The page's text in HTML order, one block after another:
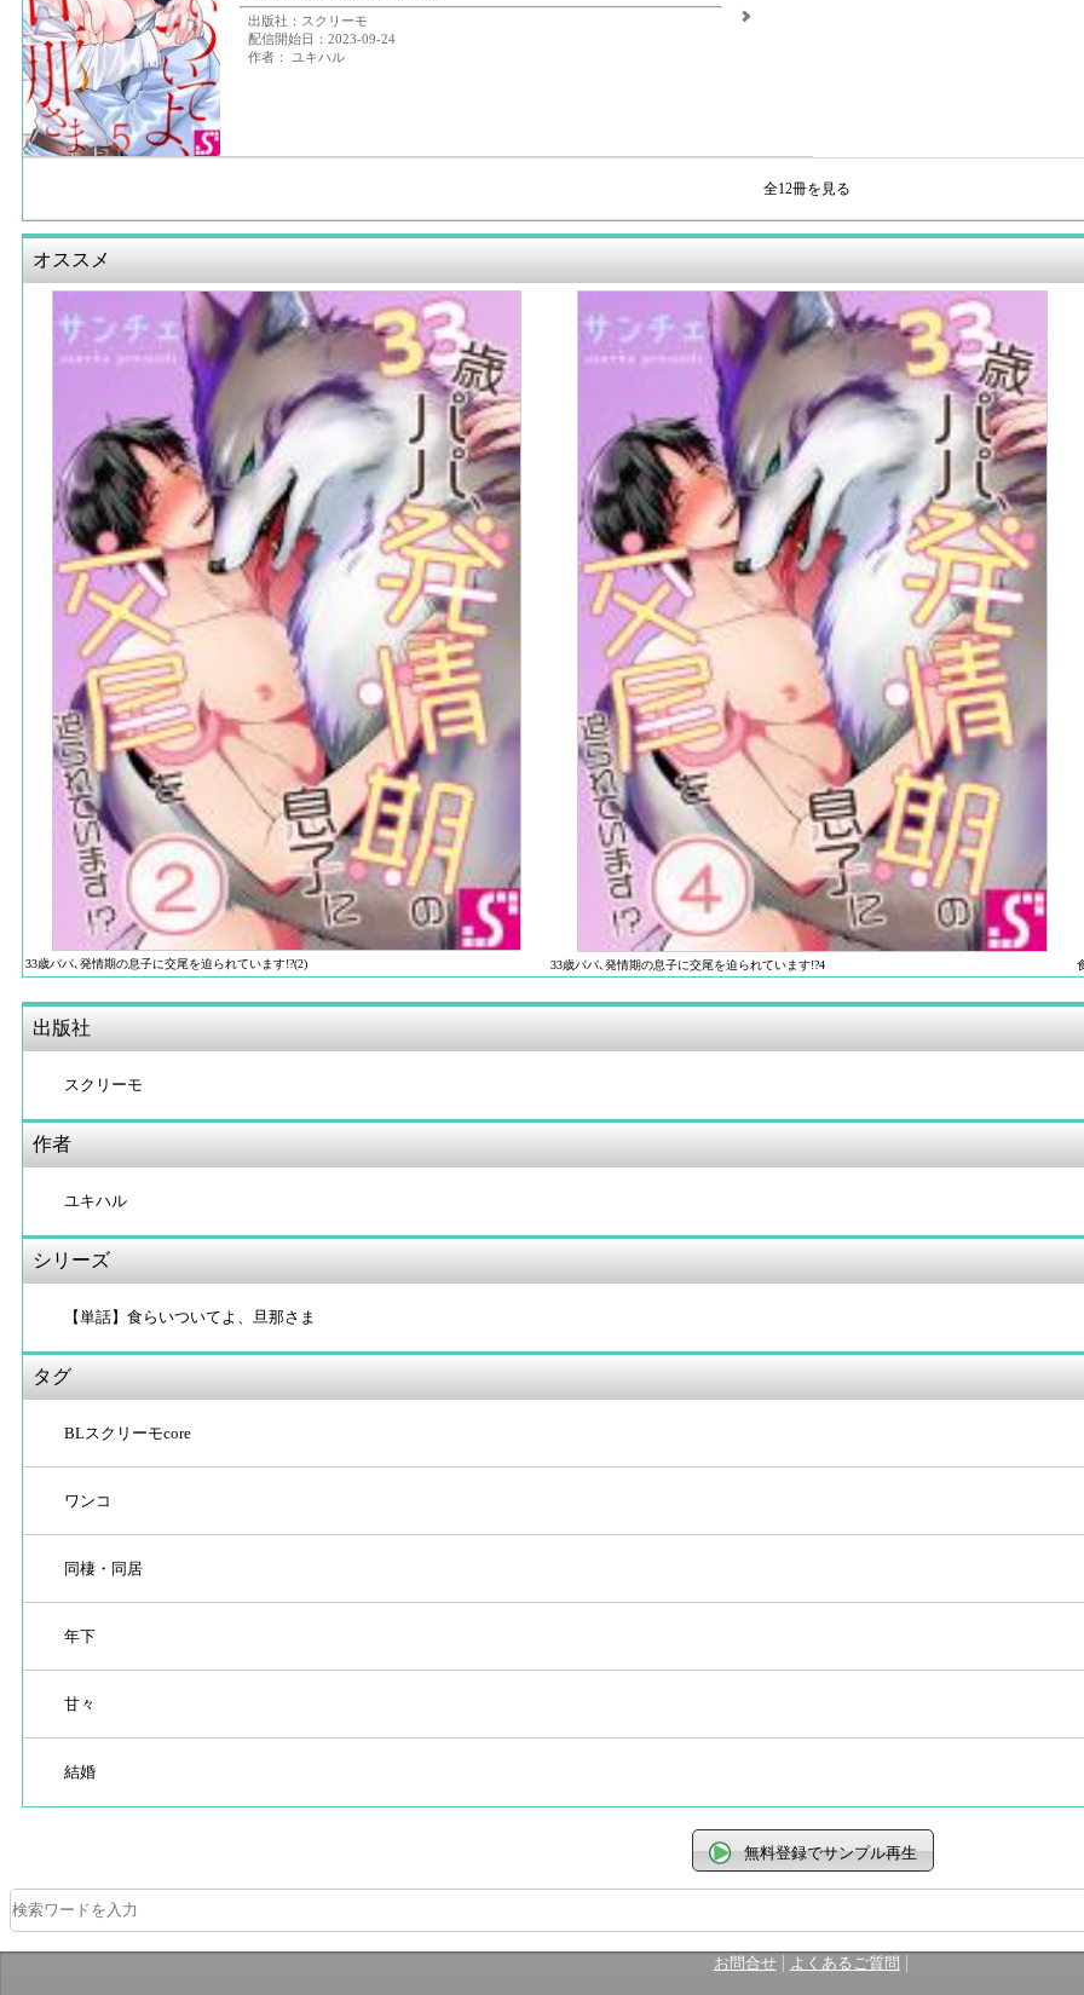
出版社：スクリーモ
配信開始日：2023-09-24
作者： ユキハル
全12冊を見る
オススメ
33歳パパ､発情期の息子に交尾を迫られています!?(2) 33歳パパ､発情期の息子に交尾を迫られています!?4
出版社
スクリーモ
作者
ユキハル
シリーズ
【単話】食らいついてよ、旦那さま
タグ
BLスクリーモcore
ワンコ
同棲・同居
年下
甘々
結婚
無料登録でサンプル再生
お問合せ| よくあるご質問 |